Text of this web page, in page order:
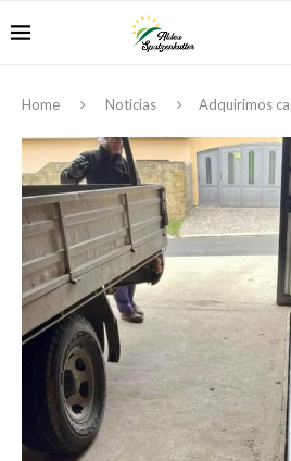
Home Noticias Adquirimos